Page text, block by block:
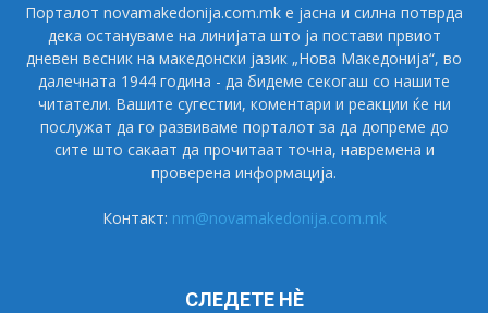
Порталот novamakedonija.com.mk е јасна и силна потврда
дека остануваме на линијата што ја постави првиот
дневен весник на македонски јазик „Нова Македонија“, во
далечната 1944 година - да бидеме секогаш со нашите
читатели. Вашите сугестии, коментари и реакции ќе ни
послужат да го развиваме порталот за да допреме до
сите што сакаат да прочитаат точна, навремена и
проверена информација.
Контакт: nm@novamakedonija.com.mk
СЛЕДЕТЕ НÈ